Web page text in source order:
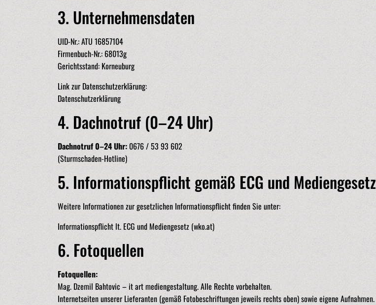
3. Unternehmensdaten
UID-Nr.: ATU 16857104
Firmenbuch-Nr.: 68013g
Gerichtsstand: Korneuburg
Link zur Datenschutzerklärung:
Datenschutzerklärung
4. Dachnotruf (0–24 Uhr)
Dachnotruf 0–24 Uhr:0676 / 53 93 602
(Sturmschaden-Hotline)
5. Informationspflicht gemäß ECG und Mediengesetz
Weitere Informationen zur gesetzlichen Informationspflicht finden Sie unter:
Informationspflicht lt. ECG und Mediengesetz (wko.at)
6. Fotoquellen
Fotoquellen:
Mag. Dzemil Bahtovic – it art mediengestaltung. Alle Rechte vorbehalten.
Internetseiten unserer Lieferanten (gemäß Fotobeschriftungen jeweils rechts oben) sowie eigene Aufnahmen.